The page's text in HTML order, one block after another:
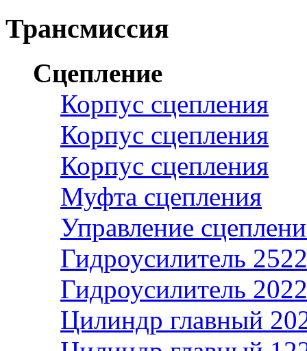
Трансмиссия
Сцепление
Корпус сцепления
Корпус сцепления
Корпус сцепления
Муфта сцепления
Управление
Гидроусилитель
Гидроусилитель
Цилиндр главный